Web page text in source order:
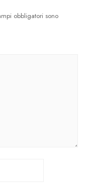
obbligatori sono